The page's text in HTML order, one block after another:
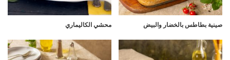
صينية بطاطس بالخضار والبيض محشي الكاليماري